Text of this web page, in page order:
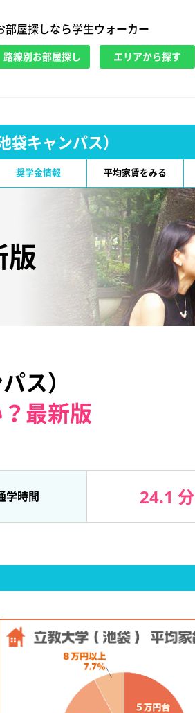
屋探しなら学生ウォーカー
路線別お部屋探し エリアから探す
袋キャンパス）
奨学金情報 平均家賃をみる
版
ス）
最新版
学時間 24.1 分